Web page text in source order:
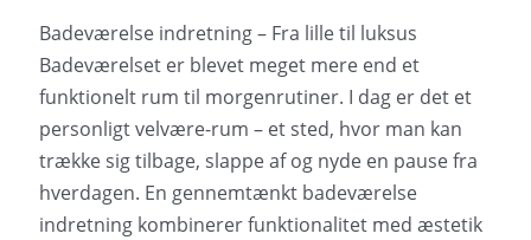
Badeværelse indretning – Fra lille til luksus
Badeværelset er blevet meget mere end et
funktionelt rum til morgenrutiner. I dag er det et
personligt velvære-rum – et sted, hvor man kan
trække sig tilbage, slappe af og nyde en pause fra
hverdagen. En gennemtænkt badeværelse
indretning kombinerer funktionalitet med æstetik